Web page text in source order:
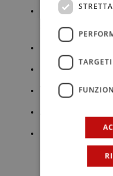
Limone1/2 per
scorza
Pane, la mollica
Timo 2-3